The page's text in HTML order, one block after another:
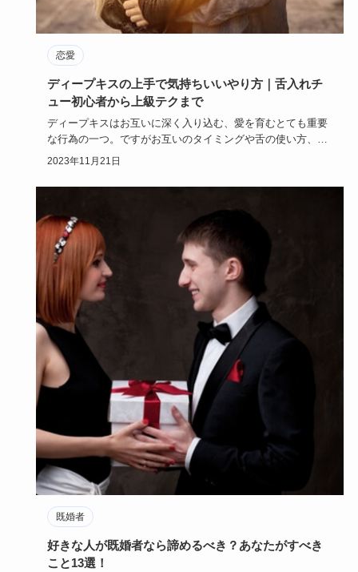
恋愛
ディープキスの上手で気持ちいいやり方｜舌入れチ
ュー初心者から上級テクまで
ディープキスはお互いに深く入り込む、愛を育むとても重要
な行為の一つ。ですがお互いのタイミングや舌の使い方、デ
ィープキスまで…
2023年11月21日
既婚者
好きな人が既婚者なら諦めるべき？あなたがすべき
こと13選！